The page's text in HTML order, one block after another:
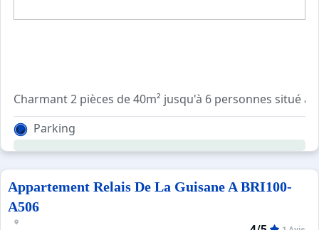
Charmant 2 pièces de 40m² jusqu'à 6 personnes situé
Il se compose d'un séjour/cuisine entièrement équipée
Place de parking devant la résidence.
Parking
Appartement Relais De La Guisane A BRI100-
A506